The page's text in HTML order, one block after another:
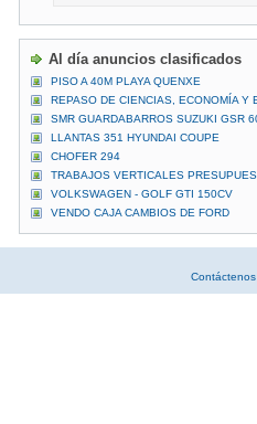
Al día anuncios clasificados
PISO A 40M PLAYA QUENXE
REPASO DE CIENCIAS, ECONOMÍA Y
SMR GUARDABARROS SUZUKI GSR
LLANTAS 351 HYUNDAI COUPE
CHOFER 294
TRABAJOS VERTICALES
VOLKSWAGEN - GOLF GTI 150CV
VENDO CAJA CAMBIOS DE FORD
Contáctenos